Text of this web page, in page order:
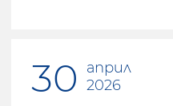
30
април
2026